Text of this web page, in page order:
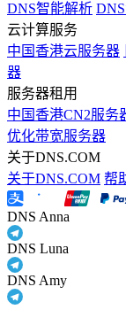
DNS智能解析
云计算服务
中国香港云服务器
器
服务器租用
中国香港CN2服务
优化带宽服务器
关于DNS.COM
关于DNS.COM 帮
DNS Anna
DNS Luna
DNS Amy